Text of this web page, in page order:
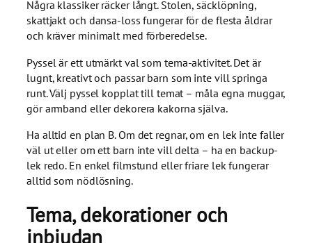
Några klassiker räcker långt. Stolen, säcklöpning,
skattjakt och dansa-loss fungerar för de flesta åldrar
och kräver minimalt med förberedelse.
Pyssel är ett utmärkt val som tema-aktivitet. Det är
lugnt, kreativt och passar barn som inte vill springa
runt. Välj pyssel kopplat till temat – måla egna muggar,
gör armband eller dekorera kakorna själva.
Ha alltid en plan B. Om det regnar, om en lek inte faller
väl ut eller om ett barn inte vill delta – ha en backup-
lek redo. En enkel filmstund eller friare lek fungerar
alltid som nödlösning.
Tema, dekorationer och
inbjudan